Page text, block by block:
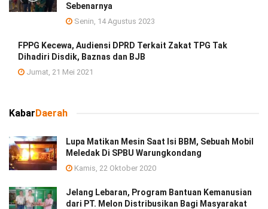
Sebenarnya
Senin, 14 Agustus 2023
FPPG Kecewa, Audiensi DPRD Terkait Zakat TPG Tak
Dihadiri Disdik, Baznas dan BJB
Jumat, 21 Mei 2021
KabarDaerah
Lupa Matikan Mesin Saat Isi BBM, Sebuah Mobil
Meledak Di SPBU Warungkondang
Kamis, 22 Oktober 2020
Jelang Lebaran, Program Bantuan Kemanusian
dari PT. Melon Distribusikan Bagi Masyarakat